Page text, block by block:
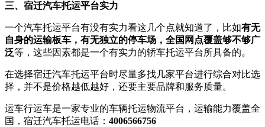
三、宿迁汽车托运平台实力
一个汽车托运平台有没有实力看这几个点就知道了，比如有无
自身的运输板车，有无独立的停车场，全国网点覆盖够不够广
泛等，这些因素都是一个有实力的轿车托运平台所具备的。
在选择宿迁汽车托运平台时尽量多找几家平台进行综合对比选
择，并不是价格越低越好，还要主要品牌和服务质量。
运车行运车是一家专业的车辆托运物流平台，运输能力覆盖全
国，宿迁汽车托运电话： 4006566756